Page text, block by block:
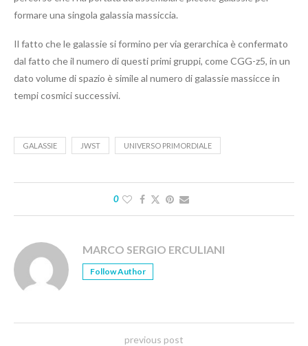
formare una singola galassia massiccia.
Il fatto che le galassie si formino per via gerarchica è confermato
dal fatto che il numero di questi primi gruppi, come CGG-z5, in un
dato volume di spazio è simile al numero di galassie massicce in
tempi cosmici successivi.
GALASSIE JWST UNIVERSO PRIMORDIALE
0
MARCO SERGIO ERCULIANI
Follow Author
previous post